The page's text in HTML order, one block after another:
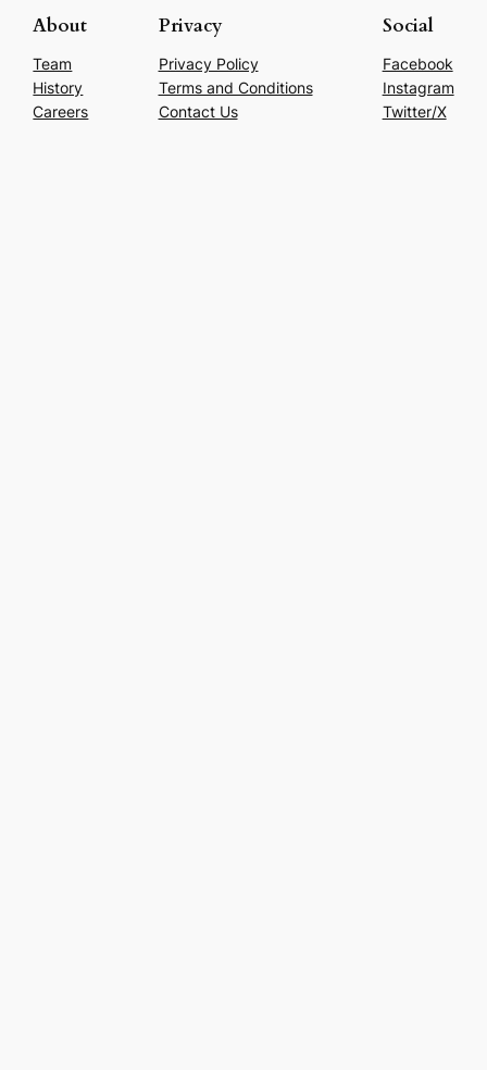
About
Team
History
Careers
Privacy
Privacy Policy
Terms and Conditions
Contact Us
Social
Facebook
Instagram
Twitter/X